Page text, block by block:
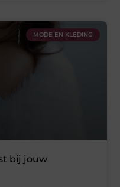
MODE EN KLEDING
bij jouw